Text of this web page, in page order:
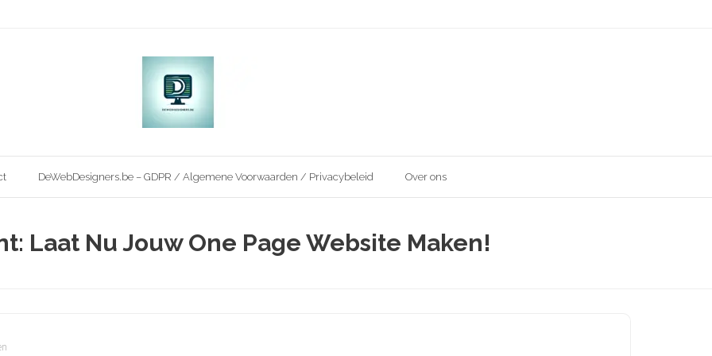
DeWebDesigners.be – GDPR / Algemene Voorwaarden / Privacybeleid Over ons
Laat Nu Jouw One Page Website Maken!